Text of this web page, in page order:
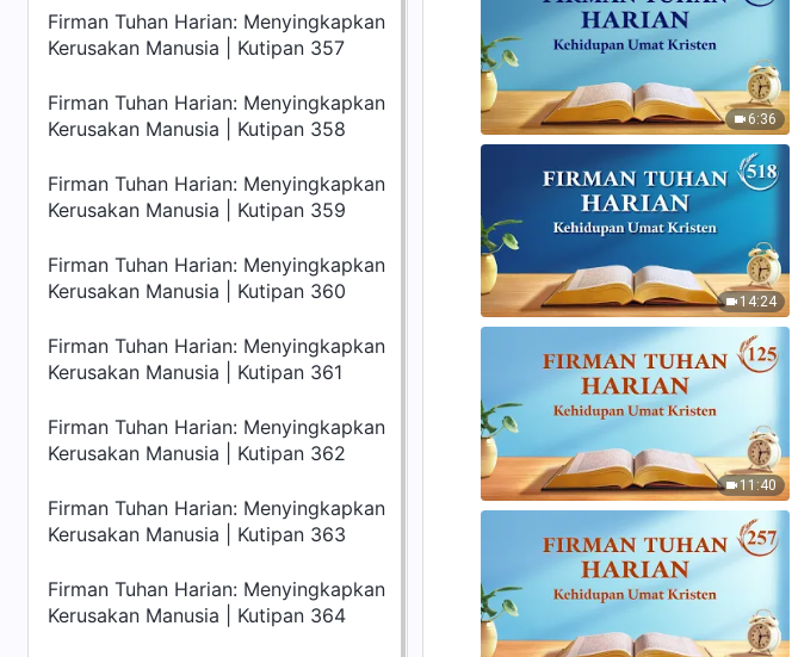
Firman Tuhan Harian: Menyingkapkan
Kerusakan Manusia | Kutipan 357
Firman Tuhan Harian: Menyingkapkan
Kerusakan Manusia | Kutipan 358
Firman Tuhan Harian: Menyingkapkan
Kerusakan Manusia | Kutipan 359
Firman Tuhan Harian: Menyingkapkan
Kerusakan Manusia | Kutipan 360
Firman Tuhan Harian: Menyingkapkan
Kerusakan Manusia | Kutipan 361
Firman Tuhan Harian: Menyingkapkan
Kerusakan Manusia | Kutipan 362
Firman Tuhan Harian: Menyingkapkan
Kerusakan Manusia | Kutipan 363
Firman Tuhan Harian: Menyingkapkan
Kerusakan Manusia | Kutipan 364
6:36
14:24
11:40